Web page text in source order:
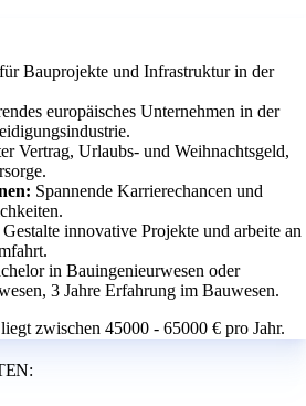
Bauprojekte und Infrastruktur in der
europäisches Unternehmen in der
Vertrag, Urlaubs- und Weihnachtsgeld,
Spannende Karrierechancen und
Gestalte innovative Projekte und arbeite an
in Bauingenieurwesen oder
3 Jahre Erfahrung im Bauwesen.
zwischen 45000 - 65000 € pro Jahr.